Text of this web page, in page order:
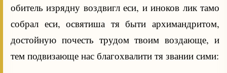
обитель изрядну воздвигл еси, и иноков лик тамо
собрал еси, освятиша тя быти архимандритом,
достойную почесть трудом твоим воздающе, и
тем подвизающе нас благохвалити тя звании сими: